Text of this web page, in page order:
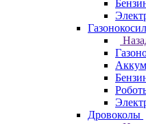
Дровоколы